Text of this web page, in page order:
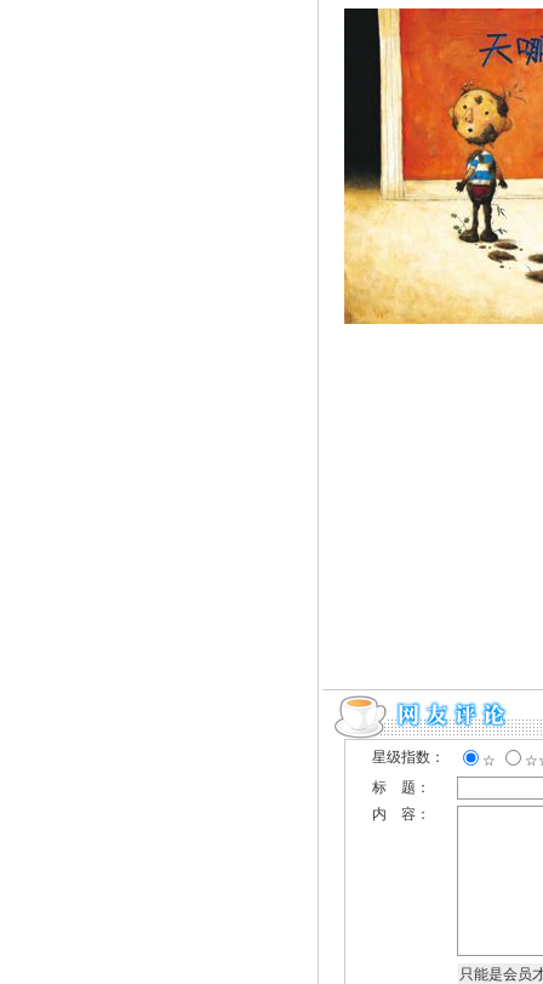
星级指数： ☆
标 题：
内 容：